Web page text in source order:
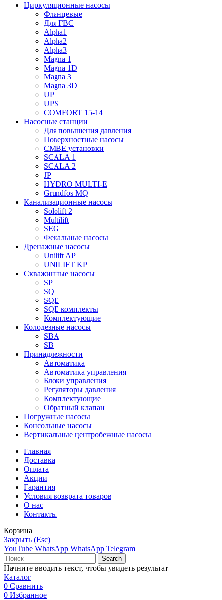
Циркуляционные насосы
Фланцевые
Для ГВС
Alpha1
Alpha2
Alpha3
Magna 1
Magna 1D
Magna 3
Magna 3D
UP
UPS
COMFORT 15-14
Насосные станции
Для повышения давления
Поверхностные насосы
CMBE установки
SCALA 1
SCALA 2
JP
HYDRO MULTI-E
Grundfos MQ
Канализационные насосы
Sololift 2
Multilift
SEG
Фекальные насосы
Дренажные насосы
Unilift AP
UNILIFT KP
Скважинные насосы
SP
SQ
SQE
SQE комплекты
Комплектующие
Колодезные насосы
SBA
SB
Принадлежности
Автоматика
Автоматика управления
Блоки управления
Регуляторы давления
Комплектующие
Обратный клапан
Погружные насосы
Консольные насосы
Вертикальные центробежные насосы
Главная
Доставка
Оплата
Акции
Гарантия
Условия возврата товаров
О нас
Контакты
Корзина
Закрыть (Esc)
YouTube WhatsApp WhatsApp Telegram
Search
Начните вводить текст, чтобы увидеть результат
Каталог
0 Сравнить
0 Избранное